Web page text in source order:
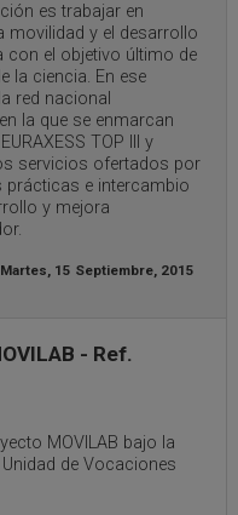
es trabajar en
movilidad y el desarrollo
con el objetivo último de
la ciencia. En ese
red nacional
la que se enmarcan
TOP III y
servicios ofertados por
prácticas e intercambio
y mejora
Martes, 15 Septiembre, 2015
- Ref.
MOVILAB bajo la
de Vocaciones